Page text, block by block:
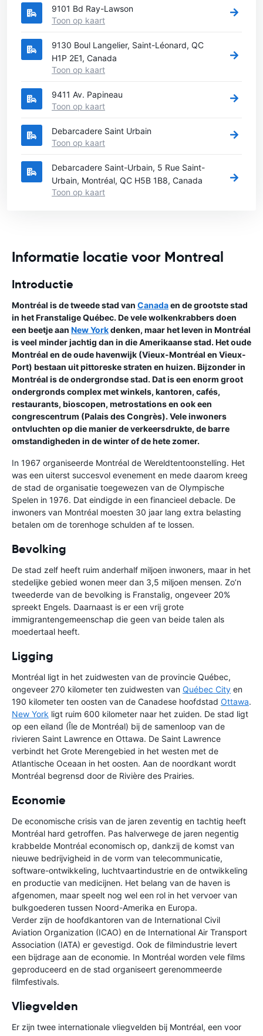
9101 Bd Ray-Lawson
Toon op kaart
9130 Boul Langelier, Saint-Léonard, QC
H1P 2E1, Canada
Toon op kaart
9411 Av. Papineau
Toon op kaart
Debarcadere Saint Urbain
Toon op kaart
Debarcadere Saint-Urbain, 5 Rue Saint-
Urbain, Montréal, QC H5B 1B8, Canada
Toon op kaart
Informatie locatie voor Montreal
Introductie
Montréal is de tweede stad van Canadaen de grootste stad
in het Franstalige Québec. De vele wolkenkrabbers doen
een beetje aan New Yorkdenken, maar het leven in Montréal
is veel minder jachtig dan in die Amerikaanse stad. Het oude
Montréal en de oude havenwijk (Vieux-Montréal en Vieux-
Port) bestaan uit pittoreske straten en huizen. Bijzonder in
Montréal is de ondergrondse stad. Dat is een enorm groot
ondergronds complex met winkels, kantoren, cafés,
restaurants, bioscopen, metrostations en ook een
congrescentrum (Palais des Congrès). Vele inwoners
ontvluchten op die manier de verkeersdrukte, de barre
omstandigheden in de winter of de hete zomer.
In 1967 organiseerde Montréal de Wereldtentoonstelling. Het
was een uiterst succesvol evenement en mede daarom kreeg
de stad de organisatie toegewezen van de Olympische
Spelen in 1976. Dat eindigde in een financieel debacle. De
inwoners van Montréal moesten 30 jaar lang extra belasting
betalen om de torenhoge schulden af te lossen.
Bevolking
De stad zelf heeft ruim anderhalf miljoen inwoners, maar in het
stedelijke gebied wonen meer dan 3,5 miljoen mensen. Zo’n
tweederde van de bevolking is Franstalig, ongeveer 20%
spreekt Engels. Daarnaast is er een vrij grote
immigrantengemeenschap die geen van beide talen als
moedertaal heeft.
Ligging
Montréal ligt in het zuidwesten van de provincie Québec,
ongeveer 270 kilometer ten zuidwesten van Québec City en
190 kilometer ten oosten van de Canadese hoofdstad Ottawa.
New York ligt ruim 600 kilometer naar het zuiden. De stad ligt
op een eiland (Île de Montréal) bij de samenloop van de
rivieren Saint Lawrence en Ottawa. De Saint Lawrence
verbindt het Grote Merengebied in het westen met de
Atlantische Oceaan in het oosten. Aan de noordkant wordt
Montréal begrensd door de Rivière des Prairies.
Economie
De economische crisis van de jaren zeventig en tachtig heeft
Montréal hard getroffen. Pas halverwege de jaren negentig
krabbelde Montréal economisch op, dankzij de komst van
nieuwe bedrijvigheid in de vorm van telecommunicatie,
software-ontwikkeling, luchtvaartindustrie en de ontwikkeling
en productie van medicijnen. Het belang van de haven is
afgenomen, maar speelt nog wel een rol in het vervoer van
bulkgoederen tussen Noord-Amerika en Europa.
Verder zijn de hoofdkantoren van de International Civil
Aviation Organization (ICAO) en de International Air Transport
Association (IATA) er gevestigd. Ook de filmindustrie levert
een bijdrage aan de economie. In Montréal worden vele films
geproduceerd en de stad organiseert gerenommeerde
filmfestivals.
Vliegvelden
Er zijn twee internationale vliegvelden bij Montréal, een voor